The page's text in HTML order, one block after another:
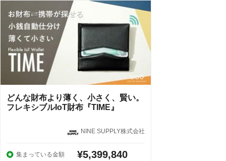
どんな財布より薄く、小さく、賢い。
フレキシブルIoT財布『TIME』
NINE SUPPLY株式会社
集まっている金額 ¥5,399,840